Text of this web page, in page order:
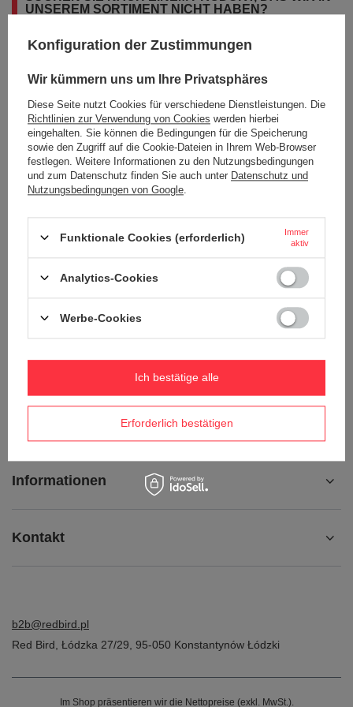
UNSEREM SORTIMENT NICHT HABEN?
Wenn Sie ein Produkt in unserem Angebot nicht gefunden haben und es
verwenden und uns eine Beschreibung des gesuchten Artikels
BESTELLUNGEN
Bestellungsstatus
Ich möchte die Ware reklamieren
Ich möchte vom Vertrag zurücktreten
Ich möchte die Ware umtauschen
Kontakt
Informationen
Kontakt
b2b@redbird.pl
Red Bird Łódzka 27/29 95-050 Konstantynów Łódzki
Im Shop präsentieren wir die Nettopreise (exkl. MwSt.).
Konfiguration der Zustimmungen
Wir kümmern uns um Ihre Privatsphäres
Diese Seite nutzt Cookies für verschiedene Dienstleistungen. Die
Richtlinien zur Verwendung von Cookies werden hierbei
eingehalten. Sie können die Bedingungen für die Speicherung
sowie den Zugriff auf die Cookie-Dateien in Ihrem Web-Browser
festlegen. Weitere Informationen zu den Nutzungsbedingungen
und zum Datenschutz finden Sie auch unter Datenschutz und
Nutzungsbedingungen von Google
Funktionale Cookies (erforderlich)
Immer
aktiv
Analytics-Cookies
Werbe-Cookies
Erforderlich bestätigen
Ich bestätige alle